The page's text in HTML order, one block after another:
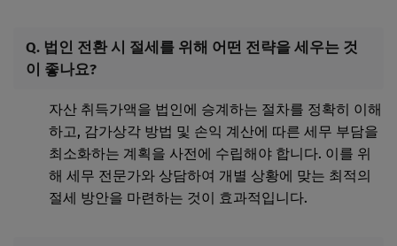
Q. 법인 전환 시 절세를 위해 어떤 전략을 세우는 것
이 좋나요?
자산 취득가액을 법인에 승계하는 절차를 정확히 이해
하고, 감가상각 방법 및 손익 계산에 따른 세무 부담을
최소화하는 계획을 사전에 수립해야 합니다. 이를 위
해 세무 전문가와 상담하여 개별 상황에 맞는 최적의
절세 방안을 마련하는 것이 효과적입니다.